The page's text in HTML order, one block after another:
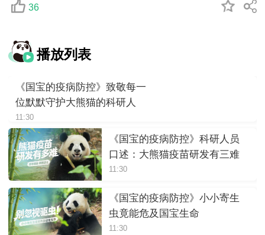
36
播放列表
《国宝的疫病防控》致敬每一
位默默守护大熊猫的科研人
11:30
《国宝的疫病防控》科研人员
口述：大熊猫疫苗研发有三难
11:30
《国宝的疫病防控》小小寄生
虫竟能危及国宝生命
11:30